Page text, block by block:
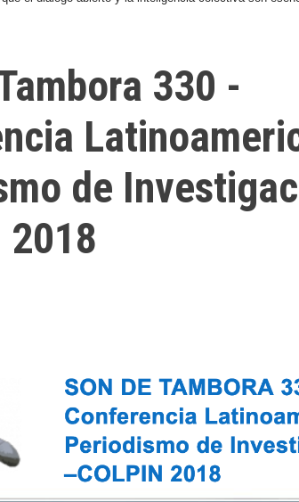
330 -
de
2018